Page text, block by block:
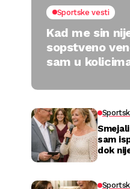
Sportske vesti
Kad me sin
sopstveno
sam u
preokrenuo
sam
dok